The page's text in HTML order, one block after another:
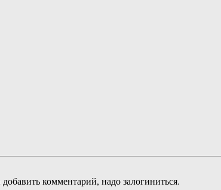
комментарий, надо залогиниться.